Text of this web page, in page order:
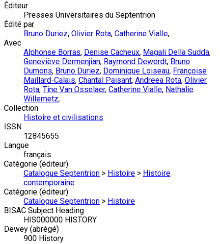
Éditeur
Presses Universitaires du Septentrion
Édité par
Bruno Duriez, Olivier Rota, Catherine Vialle,
Avec
Alphonse Borras, Denise Cacheux, Magali Della Sudda,
Geneviève Dermenjian, Raymond Dewerdt, Bruno
Dumons, Bruno Duriez, Dominique Loiseau, Françoise
Maillard-Calais, Chantal Paisant, Andreea Rota, Olivier
Rota, Tine Van Osselaer, Catherine Vialle, Nathalie
Willemetz,
Collection
Histoire et civilisations
ISSN
12845655
Langue
français
Catégorie (éditeur)
Catalogue Septentrion > Histoire > Histoire
contemporaine
Catégorie (éditeur)
Catalogue Septentrion > Histoire
BISAC Subject Heading
HIS000000 HISTORY
Dewey (abrégé)
900 History